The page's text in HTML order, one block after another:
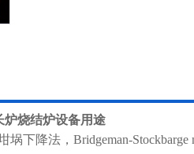
炉烧结炉设备用途
下降法，Bridgeman-